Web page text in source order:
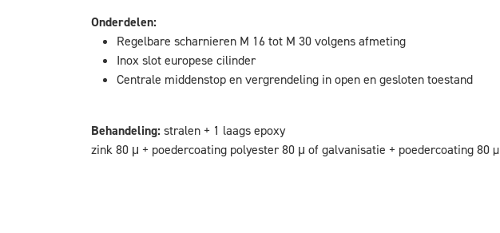
Onderdelen:
Regelbare scharnieren M 16 tot M 30 volgens afmeting
Inox slot europese cilinder
Centrale middenstop en vergrendeling in open en gesloten toestand
Behandeling:stralen + 1 laags epoxy
zink 80 μ + poedercoating polyester 80 μ of galvanisatie + poedercoating 80 µ